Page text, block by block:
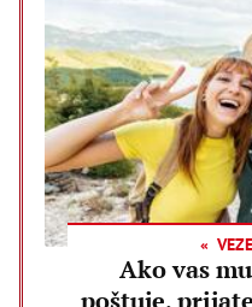
Ako vas
poštuje,